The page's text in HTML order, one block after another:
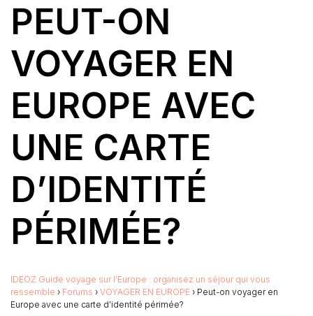
PEUT-ON
VOYAGER EN
EUROPE AVEC
UNE CARTE
D’IDENTITÉ
PÉRIMÉE?
IDEOZ Guide voyage sur l’Europe : organisez un séjour qui vous
ressemble › Forums › VOYAGER EN EUROPE › Peut-on voyager en
Europe avec une carte d’identité périmée?